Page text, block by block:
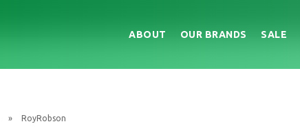
ABOUT OUR BRANDS SALE
RoyRobson